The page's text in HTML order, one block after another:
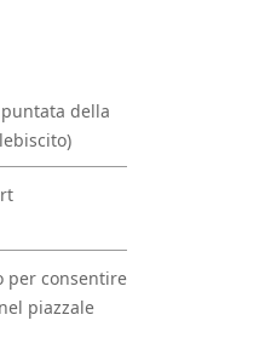
della
per consentire
piazzale